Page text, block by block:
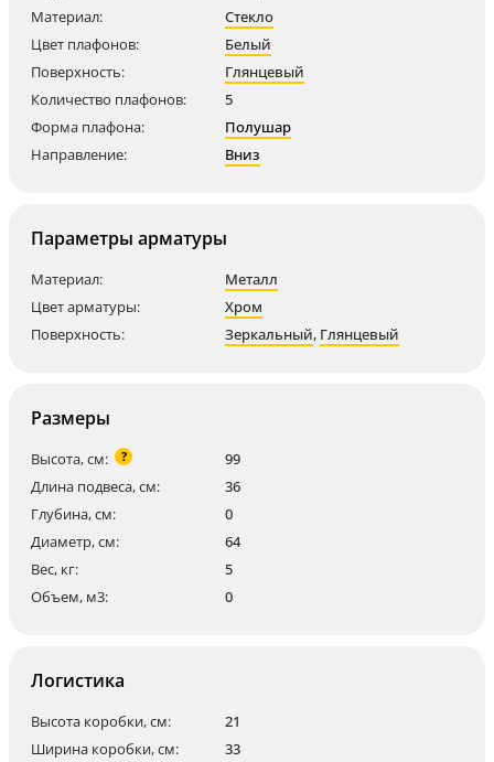
Материал:
Стекло
Цвет плафонов:
Белый
Поверхность:
Глянцевый
Количество плафонов:
5
Форма плафона:
Полушар
Направление:
Вниз
Параметры арматуры
Материал:
Металл
Цвет арматуры:
Хром
Поверхность:
Зеркальный, Глянцевый
Размеры
Высота, см: ?
99
Длина подвеса, см:
36
Глубина, см:
0
Диаметр, см:
64
Вес, кг:
5
Объем, м3:
0
Логистика
Высота коробки, см:
21
Ширина коробки, см:
33